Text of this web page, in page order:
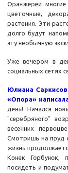
Оранжереи
цветочные,
растения. Эти
долго будут
эту необычную
Уже вечером в
социальных сетях
Юлиана
«Опора»
день! Начался
"серебряного"
весенних
Смотришь на пруд
жизнь
Конек Горбунок,
посидеть и